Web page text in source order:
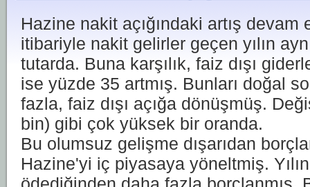
Hazine nakit açığındaki artış
itibariyle nakit gelirler geçen yılın
tutarda. Buna karşılık, faiz dışı
ise yüzde 35 artmış. Bunları doğal
fazla, faiz dışı açığa dönüşmüş.
bin) gibi çok yüksek bir oranda.
Bu olumsuz gelişme dışarıdan
Hazine'yi iç piyasaya yöneltmiş.